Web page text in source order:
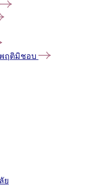
ฤติมิชอบ
ย